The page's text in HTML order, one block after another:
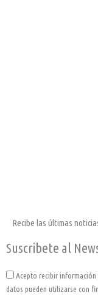
Recibe las últimas
Suscribete al
AceptoAcepto recibir información
datos pueden utilizarse con